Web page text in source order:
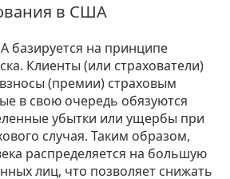
в США
базируется на принципе
Клиенты (или страхователи)
(премии) страховым
в свою очередь обязуются
убытки или ущербы при
случая. Таким образом,
распределяется на большую
лиц, что позволяет снижать